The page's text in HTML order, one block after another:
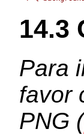
14.3
Para
favor
PNG (